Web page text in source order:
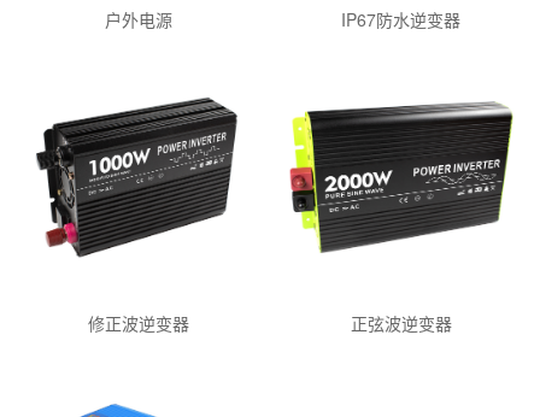
户外电源 IP67防水逆变器
修正波逆变器 正弦波逆变器